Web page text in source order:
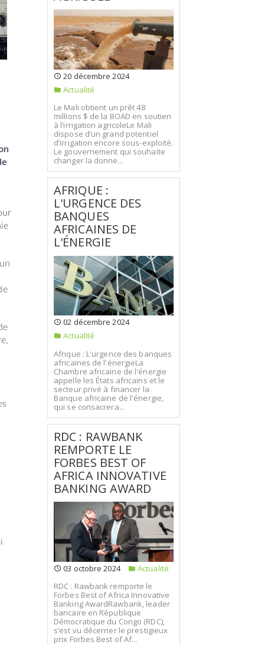
20 décembre 2024
Actualité
Le Mali obtient un prêt 48
millions $ de la BOAD en soutien
à l’irrigation agricoleLe Mali
dispose d’un grand potentiel
d’irrigation encore sous-exploité.
Le gouvernement qui souhaite
changer la donne...
AFRIQUE :
L'URGENCE DES
BANQUES
AFRICAINES DE
L'ÉNERGIE
02 décembre 2024
Actualité
Afrique : L'urgence des banques
africaines de l'énergieLa
Chambre africaine de l'énergie
appelle les États africains et le
secteur privé à financer la
Banque africaine de l'énergie,
qui se consacrera...
RDC : RAWBANK
REMPORTE LE
FORBES BEST OF
AFRICA INNOVATIVE
BANKING AWARD
03 octobre 2024
Actualité
RDC : Rawbank remporte le
Forbes Best of Africa Innovative
Banking AwardRawbank, leader
bancaire en République
Démocratique du Congo (RDC),
s’est vu décerner le prestigieux
prix Forbes Best of Af...